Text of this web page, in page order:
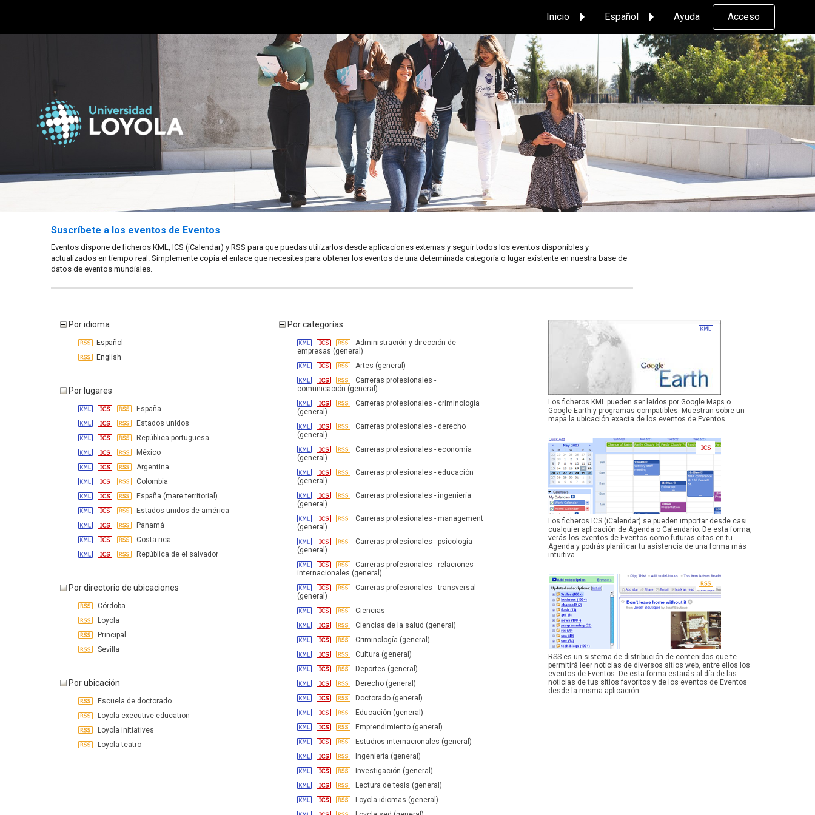
Inicio Español Ayuda Acceso
Suscríbete a los eventos de Eventos
Eventos dispone de ficheros KML, ICS (iCalendar) y RSS para que puedas utilizarlos desde aplicaciones externas y seguir todos los eventos disponibles y
actualizados en tiempo real. Simplemente copia el enlace que necesites para obtener los eventos de una determinada categoría o lugar existente en nuestra base de
datos de eventos mundiales.
Por idioma
Español
English
Por lugares
España
Estados unidos
República portuguesa
México
Argentina
Colombia
España (mare territorial)
Estados unidos de américa
Panamá
Costa rica
República de el salvador
Por directorio de ubicaciones
Córdoba
Loyola
Principal
Sevilla
Por ubicación
Escuela de doctorado
Loyola executive education
Loyola initiatives
Loyola teatro
Por categorías
Administración y dirección de
empresas (general)
Artes (general)
Carreras profesionales -
comunicación (general)
Carreras profesionales - criminología
(general)
Carreras profesionales - derecho
(general)
Carreras profesionales - economía
(general)
Carreras profesionales - educación
(general)
Carreras profesionales - ingeniería
(general)
Carreras profesionales - management
(general)
Carreras profesionales - psicología
(general)
Carreras profesionales - relaciones
internacionales (general)
Carreras profesionales - transversal
(general)
Ciencias
Ciencias de la salud (general)
Criminología (general)
Cultura (general)
Deportes (general)
Derecho (general)
Doctorado (general)
Educación (general)
Emprendimiento (general)
Estudios internacionales (general)
Ingeniería (general)
Investigación (general)
Lectura de tesis (general)
Loyola idiomas (general)
Los ficheros KML pueden ser leidos por Google Maps o
Google Earth y programas compatibles. Muestran sobre un
mapa la ubicación exacta de los eventos de Eventos.
Los ficheros ICS (iCalendar) se pueden importar desde casi
cualquier aplicación de Agenda o Calendario. De esta forma,
verás los eventos de Eventos como futuras citas en tu
Agenda y podrás planificar tu asistencia de una forma más
intuitiva.
RSS es un sistema de distribución de contenidos que te
permitirá leer noticias de diversos sitios web, entre ellos los
eventos de Eventos. De esta forma estarás al día de las
noticias de tus sitios favoritos y de los eventos de Eventos
desde la misma aplicación.